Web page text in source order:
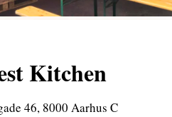
Kitchen
46, 8000 Aarhus C